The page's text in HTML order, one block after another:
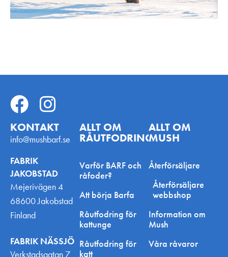
KONTAKT
info@mushbarf.se
FABRIK
JAKOBSTAD
Mejerivägen 4
68600 Jakobstad
Finland
FABRIK NÄSSJÖ
Verkstadsgatan 7
ALLT OM
RÅUTFODRING
Varför BARF och
råfoder?
Att börja Barfa
Råutfodring för
kattunge
Råutfodring för
katt
ALLT OM
MUSH
Återförsäljare
Återförsäljare
webbshop
Information om
Mush
Våra råvaror